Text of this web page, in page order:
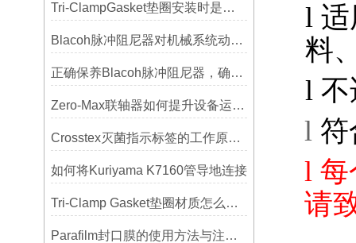
Tri-ClampGasket垫圈安装时是否需要涂抹润滑剂或密封脂？
Blacoh脉冲阻尼器对机械系统动态特性的影响分析
正确保养Blacoh脉冲阻尼器，确保长期稳定运行
Zero-Max联轴器如何提升设备运行精度？
Crosstex灭菌指示标签的工作原理：变色反应机制详解
如何将Kuriyama K7160管导地连接
Tri-Clamp Gasket垫圈材质怎么选？EPDM、硅胶还是PTFE？
Parafilm封口膜的使用方法与注意事项
l 适
料
l 不
l 符
l 每
请